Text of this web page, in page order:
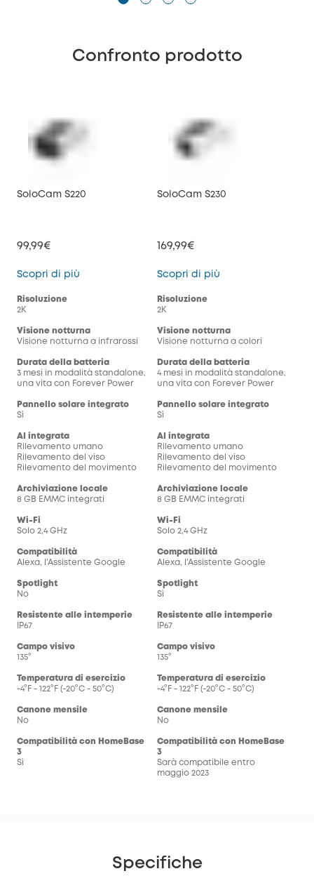
Confronto prodotto
SoloCam S220
99,99€
Scopri di più
Risoluzione
2K
Visione notturna
Visione notturna a infrarossi
Durata della batteria
3 mesi in modalità standalone,
una vita con Forever Power
Pannello solare integrato
Sì
AI integrata
Rilevamento umano
Rilevamento del viso
Rilevamento del movimento
Archiviazione locale
8 GB EMMC integrati
Wi-Fi
Solo 2,4 GHz
Compatibilità
Alexa, l'Assistente Google
Spotlight
No
Resistente alle intemperie
IP67
Campo visivo
135°
Temperatura di esercizio
-4°F - 122°F (-20°C - 50°C)
Canone mensile
No
Compatibilità con HomeBase
3
Sì
SoloCam S230
169,99€
Scopri di più
Risoluzione
2K
Visione notturna
Visione notturna a colori
Durata della batteria
4 mesi in modalità standalone,
una vita con Forever Power
Pannello solare integrato
Sì
AI integrata
Rilevamento umano
Rilevamento del viso
Rilevamento del movimento
Archiviazione locale
8 GB EMMC integrati
Wi-Fi
Solo 2,4 GHz
Compatibilità
Alexa, l'Assistente Google
Spotlight
Sì
Resistente alle intemperie
IP67
Campo visivo
135°
Temperatura di esercizio
-4°F - 122°F (-20°C - 50°C)
Canone mensile
No
Compatibilità con HomeBase
3
Sarà compatibile entro
maggio 2023
Specifiche